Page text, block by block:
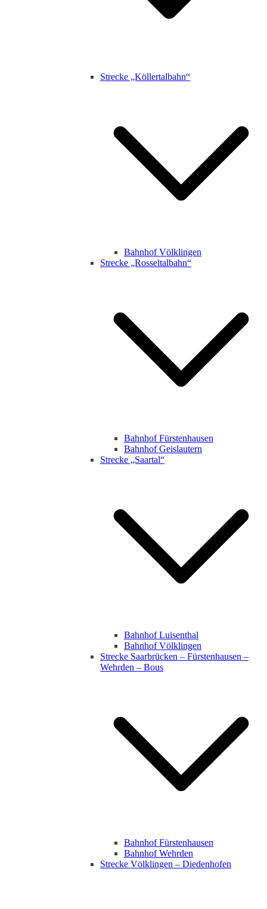
Strecke „Köllertalbahn“
Bahnhof Völklingen
Strecke „Rosseltalbahn“
Bahnhof Fürstenhausen
Bahnhof Geislautern
Strecke „Saartal“
Bahnhof Luisenthal
Bahnhof Völklingen
Strecke Saarbrücken – Fürstenhausen –
Wehrden – Bous
Bahnhof Fürstenhausen
Bahnhof Wehrden
Strecke Völklingen – Diedenhofen